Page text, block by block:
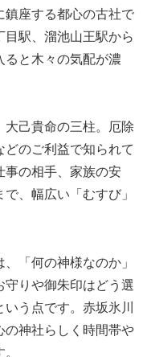
鎮座する都心の古社で
駅、溜池山王駅から
ると木々の気配が濃
己貴命の三柱。厄除
のご利益で知られて
事の相手、家族の安
、幅広い「むすび」
「何の神様なのか」
守りや御朱印はどう選
う点です。赤坂氷川
の神社らしく時間帯や